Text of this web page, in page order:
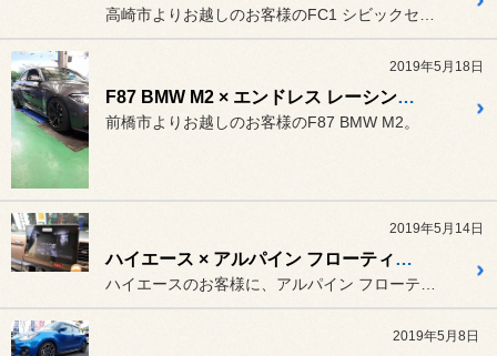
2019年5月18日
F87 BMW M2 × エンドレス レーシング モノ6キャリパー
前橋市よりお越しのお客様のF87 BMW M2。
2019年5月14日
ハイエース × アルパイン フローティング BIG X11、レカロSR-7Fラシック
ハイエースのお客様に、アルパイン フローティング BIG X11、
2019年5月8日